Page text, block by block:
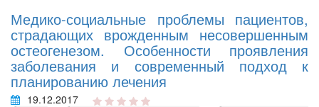
Медико-социальные проблемы пациентов,
страдающих врожденным несовершенным
остеогенезом. Особенности проявления
заболевания и современный подход к
планированию лечения
19.12.2017